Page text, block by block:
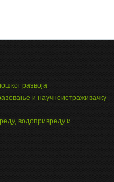
развоја
и научноистраживачку
водопривреду и